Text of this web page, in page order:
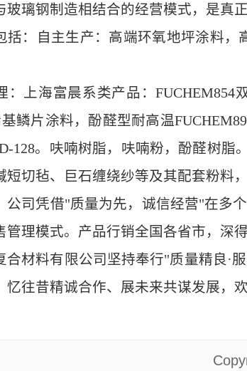
玻璃钢制造相结合的经营模式，是真
括：自主生产：高端环氧地坪涂料，
：上海富晨系类产品：FUCHEM854
鳞片涂料，酚醛型耐高温
128。 呋喃树脂，呋喃粉，酚醛树脂
短切毡、巨石缠绕纱等及其配套粉料
公司凭借"质量为先，诚信经营"在多
管理模式。产品行销全国各省市，深
合材料有限公司坚持奉行"质量精良·
忆往昔精诚合作、展未来共谋发展，